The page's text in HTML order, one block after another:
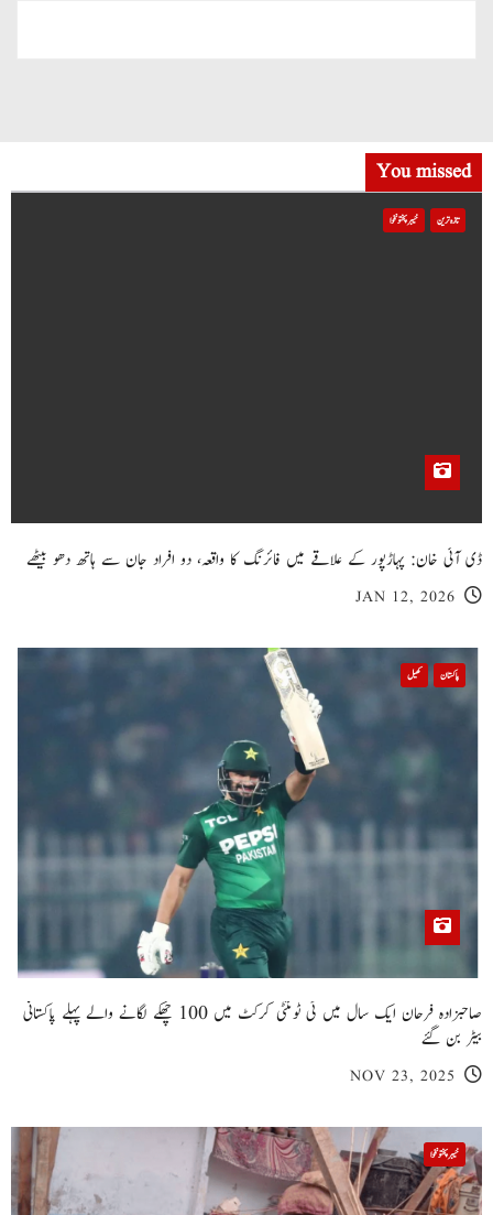
You missed
تازہ ترین خیبر پختونخوا
ڈی آئی خان: پہاڑپور کے علاقے میں فائرنگ کا واقعہ، دو افراد جان سے ہاتھ دھو بیٹھے
JAN 12, 2026
پاکستان کھیل
صاحبزادہ فرحان ایک سال میں ٹی ٹوئنٹی کرکٹ میں 100 چھکے لگانے والے پہلے پاکستانی
بیٹر بن گئے
NOV 23, 2025
خیبر پختونخوا